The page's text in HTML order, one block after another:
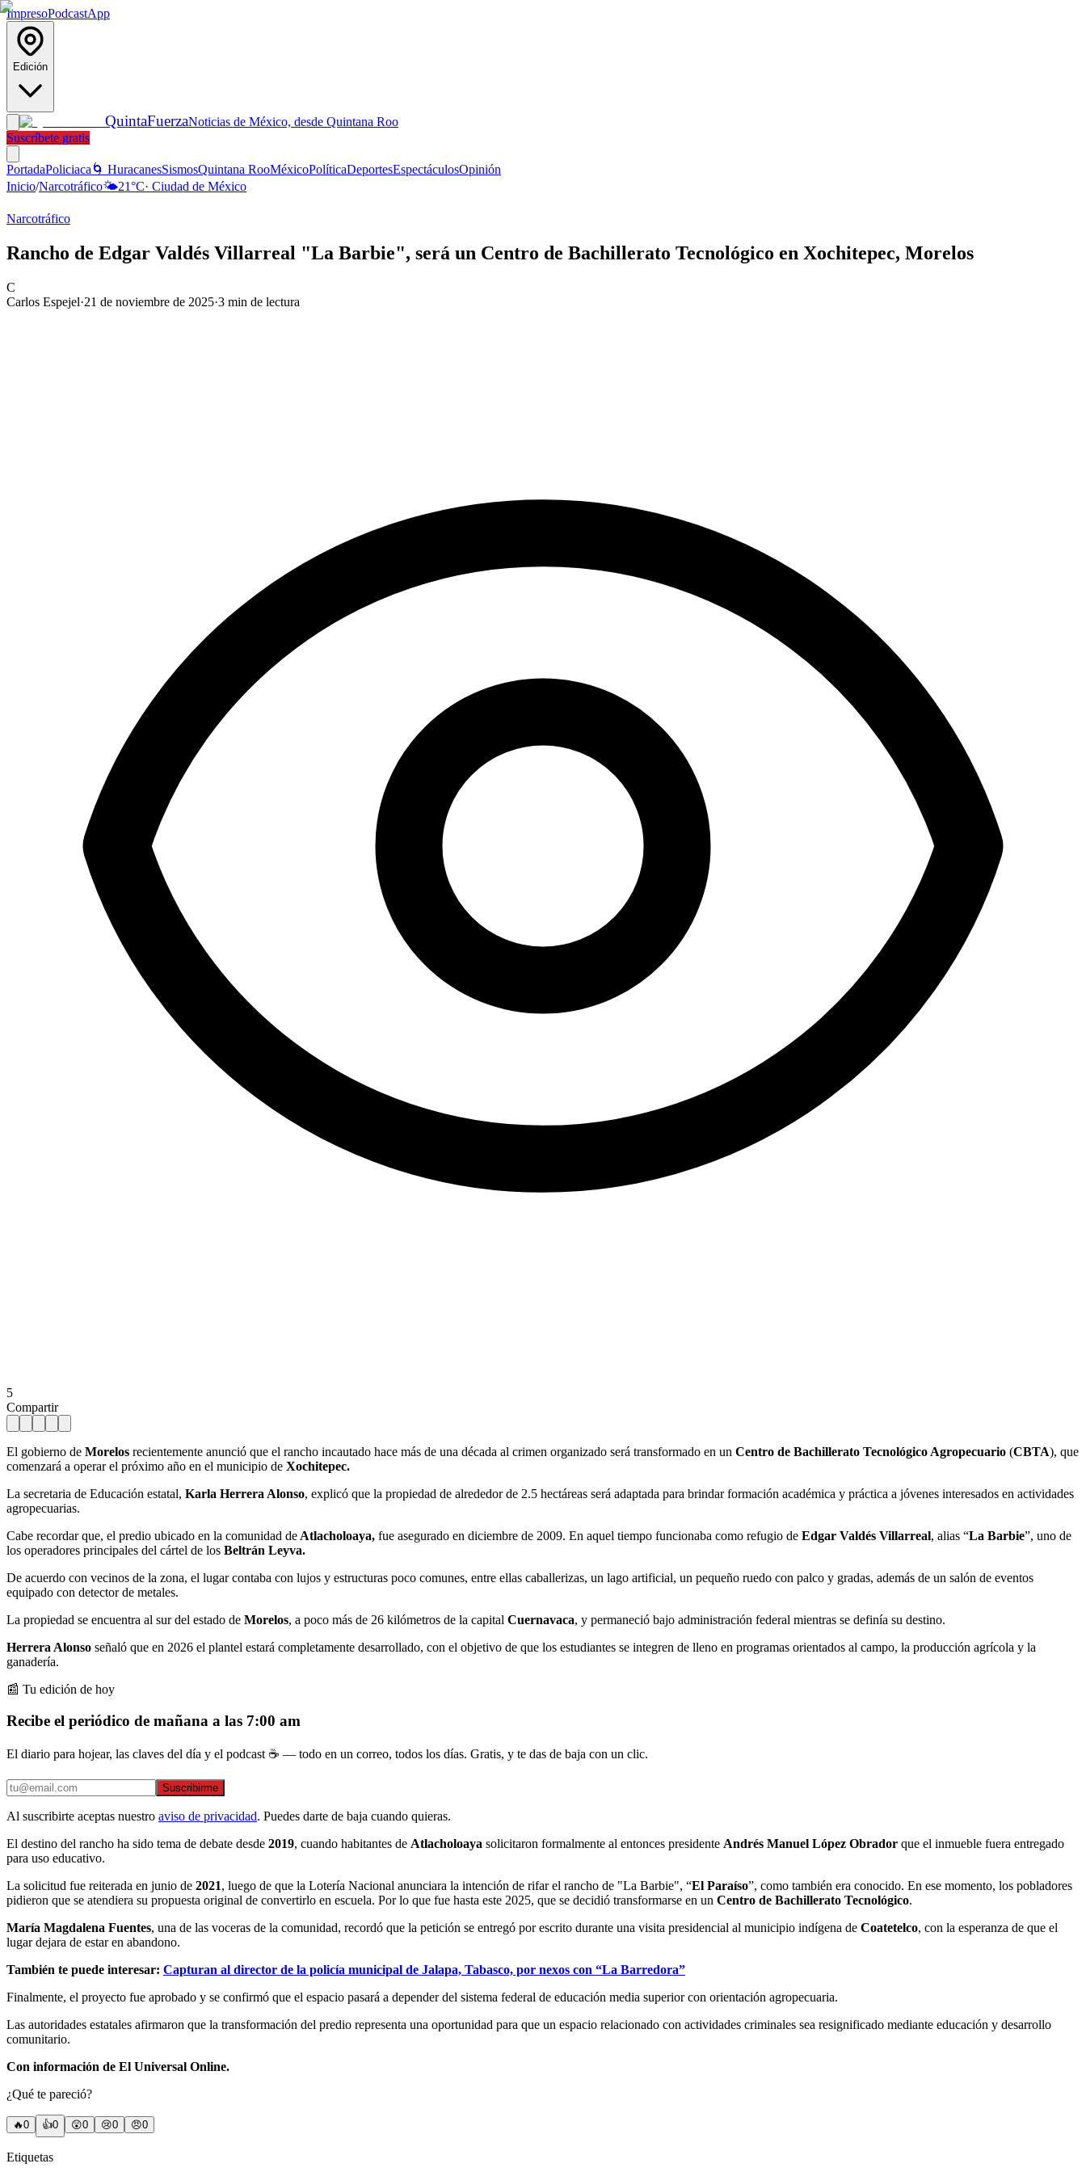
ImpresoPodcastApp
Edición
QuintaFuerzaNoticias de México, desde Quintana Roo
Suscríbete gratis
PortadaPoliciaca 🌀 HuracanesSismosQuintana RooMéxicoPolíticaDeportesEspectáculosOpinión
Inicio/Narcotráfico🌤️21°C· Ciudad de México
Narcotráfico
Rancho de Edgar Valdés Villarreal "La Barbie", será un Centro de Bachillerato Tecnológico en Xochitepec, Morelos
C
Carlos Espejel·21 de noviembre de 2025·3 min de lectura
5
Compartir
El gobierno de Morelos recientemente anunció que el rancho incautado hace más de una década al crimen organizado será transformado en un Centro de Bachillerato Tecnológico Agropecuario (CBTA), que
comenzará a operar el próximo año en el municipio de Xochitepec.
La secretaria de Educación estatal, Karla Herrera Alonso, explicó que la propiedad de alrededor de 2.5 hectáreas será adaptada para brindar formación académica y práctica a jóvenes interesados en actividades
agropecuarias.
Cabe recordar que, el predio ubicado en la comunidad de Atlacholoaya, fue asegurado en diciembre de 2009. En aquel tiempo funcionaba como refugio de Edgar Valdés Villarreal, alias “La Barbie”, uno de
los operadores principales del cártel de los Beltrán Leyva.
De acuerdo con vecinos de la zona, el lugar contaba con lujos y estructuras poco comunes, entre ellas caballerizas, un lago artificial, un pequeño ruedo con palco y gradas, además de un salón de eventos
equipado con detector de metales.
La propiedad se encuentra al sur del estado de Morelos, a poco más de 26 kilómetros de la capital Cuernavaca, y permaneció bajo administración federal mientras se definía su destino.
Herrera Alonso señaló que en 2026 el plantel estará completamente desarrollado, con el objetivo de que los estudiantes se integren de lleno en programas orientados al campo, la producción agrícola y la
ganadería.
📰 Tu edición de hoy
Recibe el periódico de mañana a las 7:00 am
El diario para hojear, las claves del día y el podcast ☕ — todo en un correo, todos los días. Gratis, y te das de baja con un clic.
Suscribirme
Al suscribirte aceptas nuestro aviso de privacidad. Puedes darte de baja cuando quieras.
El destino del rancho ha sido tema de debate desde 2019, cuando habitantes de Atlacholoaya solicitaron formalmente al entonces presidente Andrés Manuel López Obrador que el inmueble fuera entregado
para uso educativo.
La solicitud fue reiterada en junio de 2021, luego de que la Lotería Nacional anunciara la intención de rifar el rancho de "La Barbie", “El Paraíso”, como también era conocido. En ese momento, los pobladores
pidieron que se atendiera su propuesta original de convertirlo en escuela. Por lo que fue hasta este 2025, que se decidió transformarse en un Centro de Bachillerato Tecnológico.
María Magdalena Fuentes, una de las voceras de la comunidad, recordó que la petición se entregó por escrito durante una visita presidencial al municipio indígena de Coatetelco, con la esperanza de que el
lugar dejara de estar en abandono.
También te puede interesar: Capturan al director de la policía municipal de Jalapa, Tabasco, por nexos con “La Barredora”
Finalmente, el proyecto fue aprobado y se confirmó que el espacio pasará a depender del sistema federal de educación media superior con orientación agropecuaria.
Las autoridades estatales afirmaron que la transformación del predio representa una oportunidad para que un espacio relacionado con actividades criminales sea resignificado mediante educación y desarrollo
comunitario.
Con información de El Universal Online.
¿Qué te pareció?
🔥0 👍0 😲0 😢0 😠0
Etiquetas